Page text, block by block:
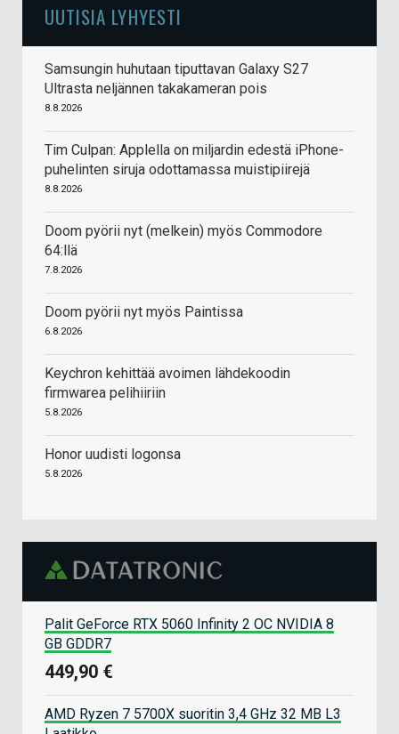
UUTISIA LYHYESTI
Samsungin huhutaan tiputtavan Galaxy S27
Ultrasta neljännen takakameran pois
8.8.2026
Tim Culpan: Applella on miljardin edestä iPhone-
puhelinten siruja odottamassa muistipiirejä
8.8.2026
Doom pyörii nyt (melkein) myös Commodore
64:llä
7.8.2026
Doom pyörii nyt myös Paintissa
6.8.2026
Keychron kehittää avoimen lähdekoodin
firmwarea pelihiiriin
5.8.2026
Honor uudisti logonsa
5.8.2026
Palit GeForce RTX 5060 Infinity 2 OC NVIDIA 8
GB GDDR7
449,90 €
AMD Ryzen 7 5700X suoritin 3,4 GHz 32 MB L3